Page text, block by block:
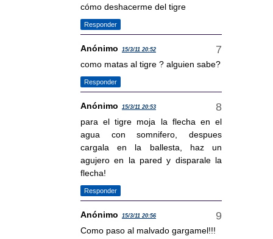
cómo deshacerme del tigre
Responder
Anónimo 15/3/11 20:52
como matas al tigre ? alguien sabe?
Responder
Anónimo 15/3/11 20:53
para el tigre moja la flecha en el
agua con somnifero, despues
cargala en la ballesta, haz un
agujero en la pared y disparale la
flecha!
Responder
Anónimo 15/3/11 20:56
Como paso al malvado gargamel!!!